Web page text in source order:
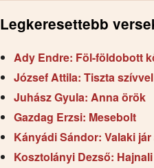
Legkeresettebb
Ady Endre: Föl-földobott
József Attila: Tiszta szívvel
Juhász Gyula: Anna örök
Gazdag Erzsi: Mesebolt
Kányádi Sándor: Valaki
Kosztolányi Dezső: